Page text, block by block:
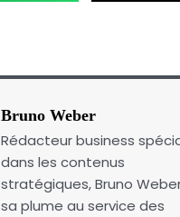
Bruno Weber
Rédacteur business
dans les contenus
stratégiques, Bruno
sa plume au service des